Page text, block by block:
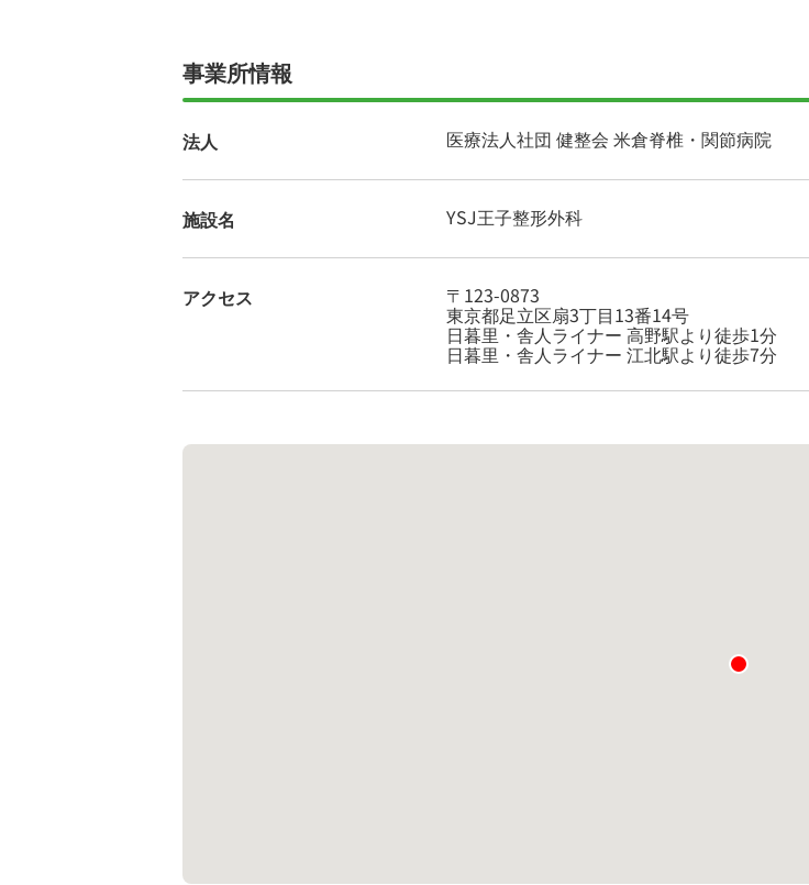
事業所情報
法人 医療法人社団 健整会 米倉脊椎・関節病院
施設名 YSJ王子整形外科
アクセス 〒123-0873
東京都足立区扇3丁目13番14号
日暮里・舎人ライナー 高野駅より徒歩1分
日暮里・舎人ライナー 江北駅より徒歩7分